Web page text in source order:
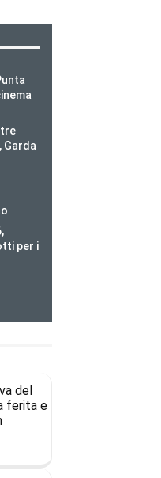
tre
Garda
per i
del
ferita e